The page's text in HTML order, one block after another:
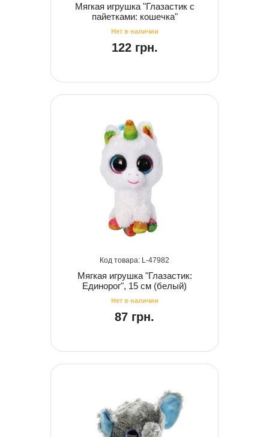
Мягкая игрушка "Глазастик с
пайетками: кошечка"
122 грн.
47982
Мягкая игрушка "Глазастик:
Единорог", 15 см (белый)
87 грн.